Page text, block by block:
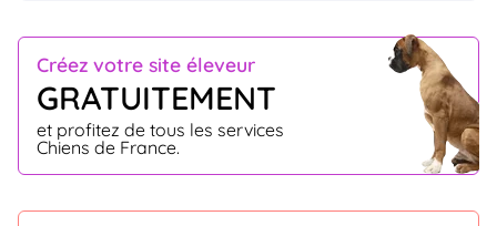
Créez votre site éleveur
GRATUITEMENT
et profitez de tous les services
Chiens de France.